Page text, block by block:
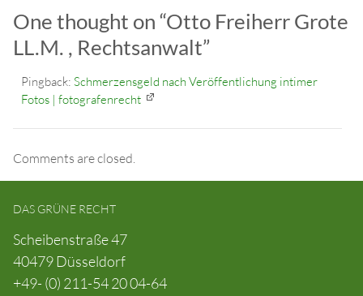
One thought on “Otto Freiherr Grote
LL.M. , Rechtsanwalt”
Pingback: Schmerzensgeld nach Veröffentlichung intimer
Fotos | fotografenrecht
Comments are closed.
DAS GRÜNE RECHT
Scheibenstraße 47
40479 Düsseldorf
+49- (0) 211-54 20 04-64